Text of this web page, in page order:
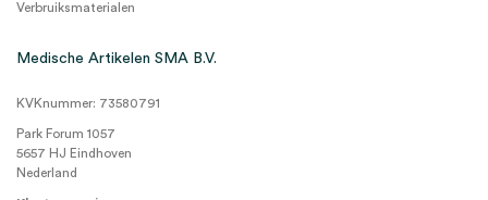
Verbruiksmaterialen
Medische Artikelen SMA B.V.
KVKnummer: 73580791
Park Forum 1057
5657 HJ Eindhoven
Nederland